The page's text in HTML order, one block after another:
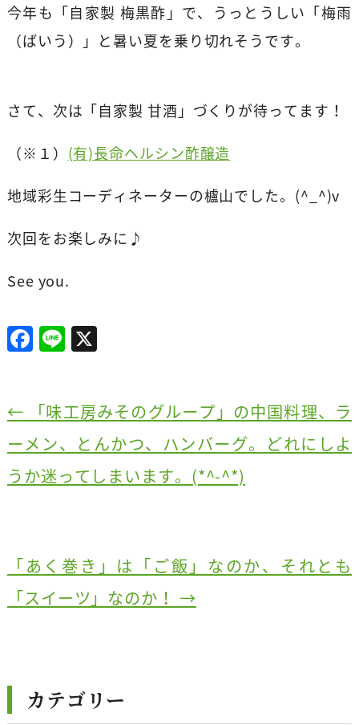
今年も「自家製 梅黒酢」で、うっとうしい「梅雨
（ばいう）」と暑い夏を乗り切れそうです。
さて、次は「自家製 甘酒」づくりが待ってます！
（※１） (有)長命ヘルシン酢醸造
地域彩生コーディネーターの櫨山でした。(^_^)v
次回をお楽しみに♪
See you.
F
a
e
b
o
o
Li
n
X
← 「味工房みそのグループ」の中国料理、ラ
ーメン、とんかつ、ハンバーグ。どれにしよ
うか迷ってしまいます。(*^-^*)
「あく巻き」は「ご飯」なのか、それとも
「スイーツ」なのか！ →
カテゴリー